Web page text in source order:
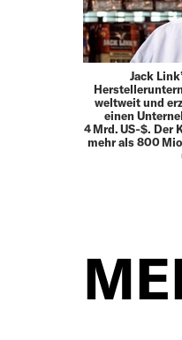
Jack
weltweit und
einen
4 Mrd. US‑$. Der
mehr als 800